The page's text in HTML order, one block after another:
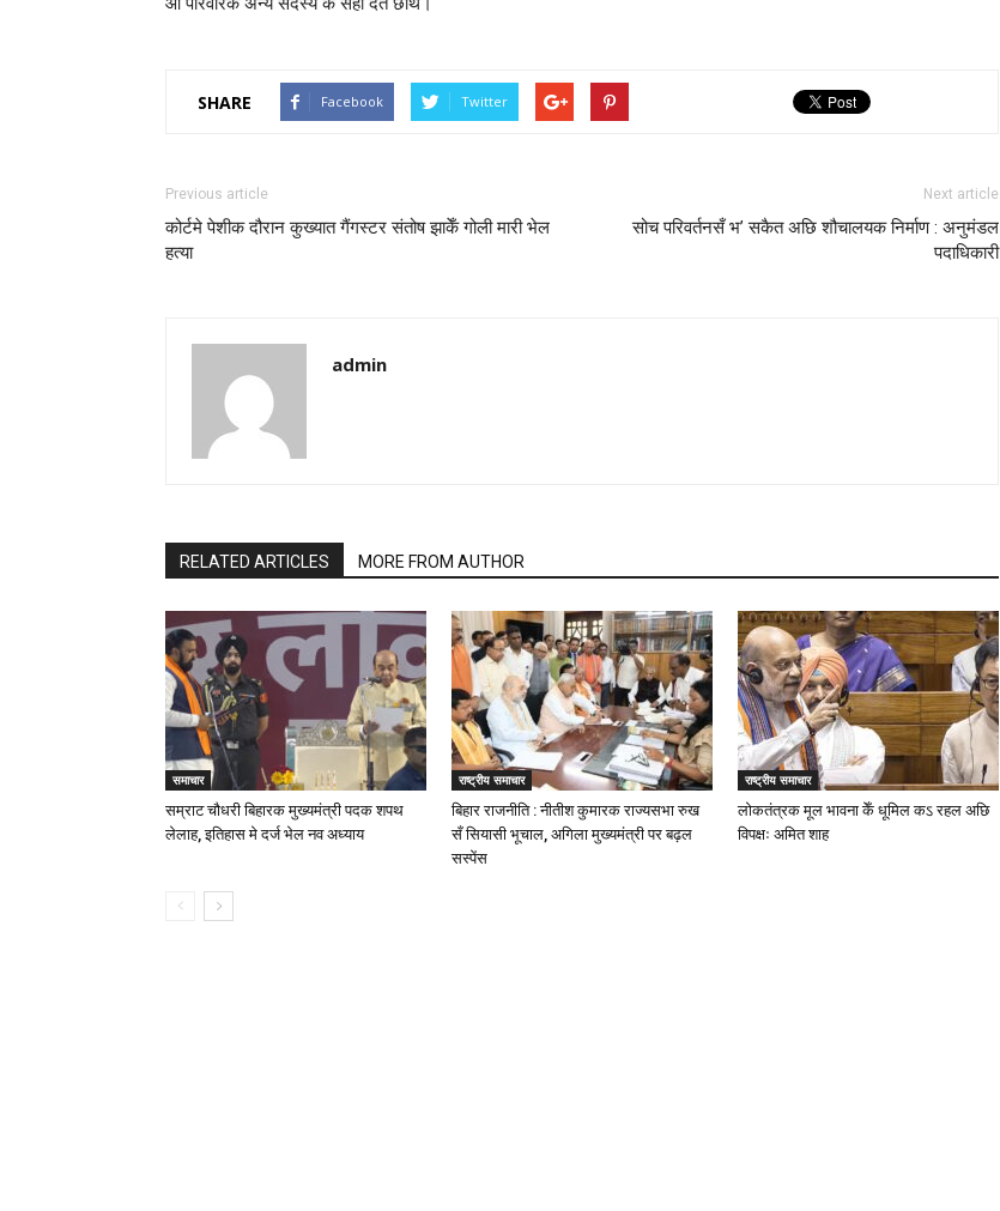
SHARE Facebook Twitter
Previous article
कोर्टमे पेशीक दौरान कुख्यात गैंगस्टर संतोष झाकेँ गोली मारी भेल
हत्या
Next article
सोच परिवर्तनसँ भ’ सकैत अछि शौचालयक निर्माण : अनुमंडल
पदाधिकारी
admin
RELATED ARTICLES MORE FROM AUTHOR
समाचार
सम्राट चौधरी बिहारक मुख्यमंत्री पदक शपथ
लेलाह, इतिहास मे दर्ज भेल नव अध्याय
राष्ट्रीय समाचार
बिहार राजनीति : नीतीश कुमारक राज्यसभा रुख
सँ सियासी भूचाल, अगिला मुख्यमंत्री पर बढ़ल
सस्पेंस
राष्ट्रीय समाचार
लोकतंत्रक मूल भावना केँ धूमिल कऽ रहल अछि
विपक्षः अमित शाह